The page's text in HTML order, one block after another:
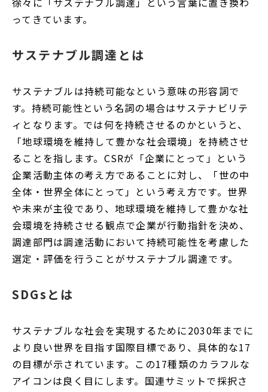
ってきています。
サステナブル調達とは
サステナブルは持続可能なという意味の形容詞で
す。持続可能性という名詞の場合はサステナビリテ
ィとなります。では何を持続させるのかというと、
「地球環境を維持して豊かな社会環境」を持続させ
ることを指します。CSRが「企業にとって」という
企業活動主体の考え方であることに対し、「世の中
全体・世界全体にとって」という考え方です。世界
や未来が主役であり、地球環境を維持して豊かな社
会環境を持続させる観点で企業が行動指針を決め、
調達部門は調達活動において持続可能性を考慮した
選定・評価を行うことがサステナブル調達です。
SDGsとは
サステナブルな社会を実現するために2030年までに
より良い世界を目指す国際目標であり、具体的な17
の目標が示されています。この17種類のカラフルな
アイコンは良く目にします。国連サミットで採択さ